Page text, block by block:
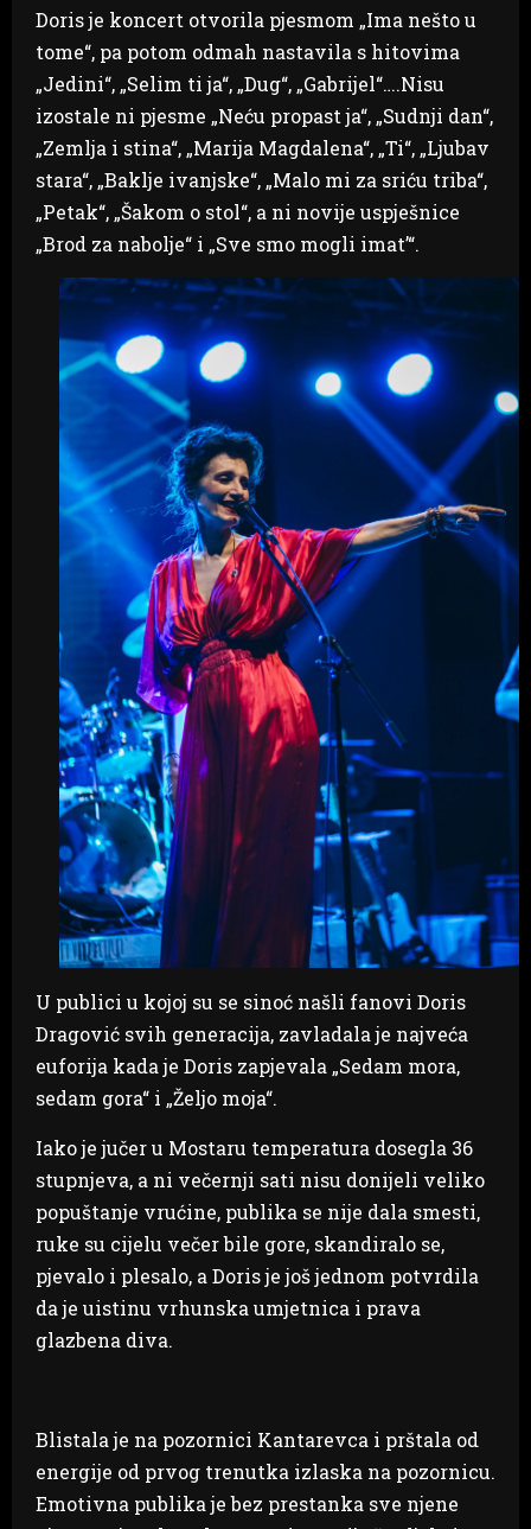
Doris je koncert otvorila pjesmom „Ima nešto u
tome“, pa potom odmah nastavila s hitovima
„Jedini“, „Selim ti ja“, „Dug“, „Gabrijel“….Nisu
izostale ni pjesme „Neću propast ja“, „Sudnji dan“,
„Zemlja i stina“, „Marija Magdalena“, „Ti“, „Ljubav
stara“, „Baklje ivanjske“, „Malo mi za sriću triba“,
„Petak“, „Šakom o stol“, a ni novije uspješnice
„Brod za nabolje“ i „Sve smo mogli imat’“.
U publici u kojoj su se sinoć našli fanovi Doris
Dragović svih generacija, zavladala je najveća
euforija kada je Doris zapjevala „Sedam mora,
sedam gora“ i „Željo moja“.
Iako je jučer u Mostaru temperatura dosegla 36
stupnjeva, a ni večernji sati nisu donijeli veliko
popuštanje vrućine, publika se nije dala smesti,
ruke su cijelu večer bile gore, skandiralo se,
pjevalo i plesalo, a Doris je još jednom potvrdila
da je uistinu vrhunska umjetnica i prava
glazbena diva.
Blistala je na pozornici Kantarevca i prštala od
energije od prvog trenutka izlaska na pozornicu.
Emotivna publika je bez prestanka sve njene